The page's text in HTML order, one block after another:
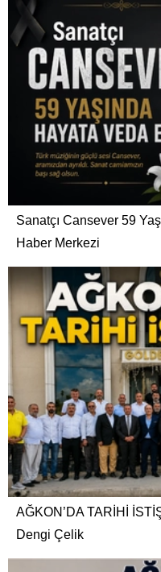
Sanatçı Cansever 59
Haber Merkezi
AĞKON’DA TARİHİ
Dengi Çelik